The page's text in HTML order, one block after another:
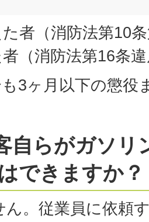
者（消防法第10
（消防法第16条
3ヶ月以下の懲役
自らがガソリ
できますか？
ん。従業員に依頼